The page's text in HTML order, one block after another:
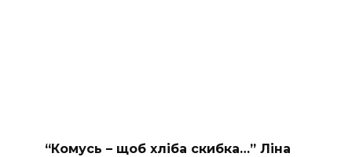
“Комусь – щоб хліба скибка…” Ліна